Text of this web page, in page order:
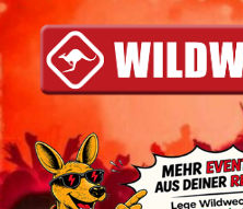
Inhalt
springen